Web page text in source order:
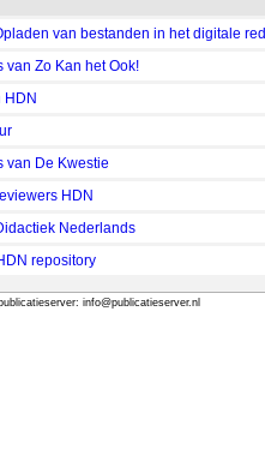
van bestanden in het digitale
van Zo Kan het Ook!
HDN
van De Kwestie
HDN
Nederlands
repository
info@publicatieserver.nl